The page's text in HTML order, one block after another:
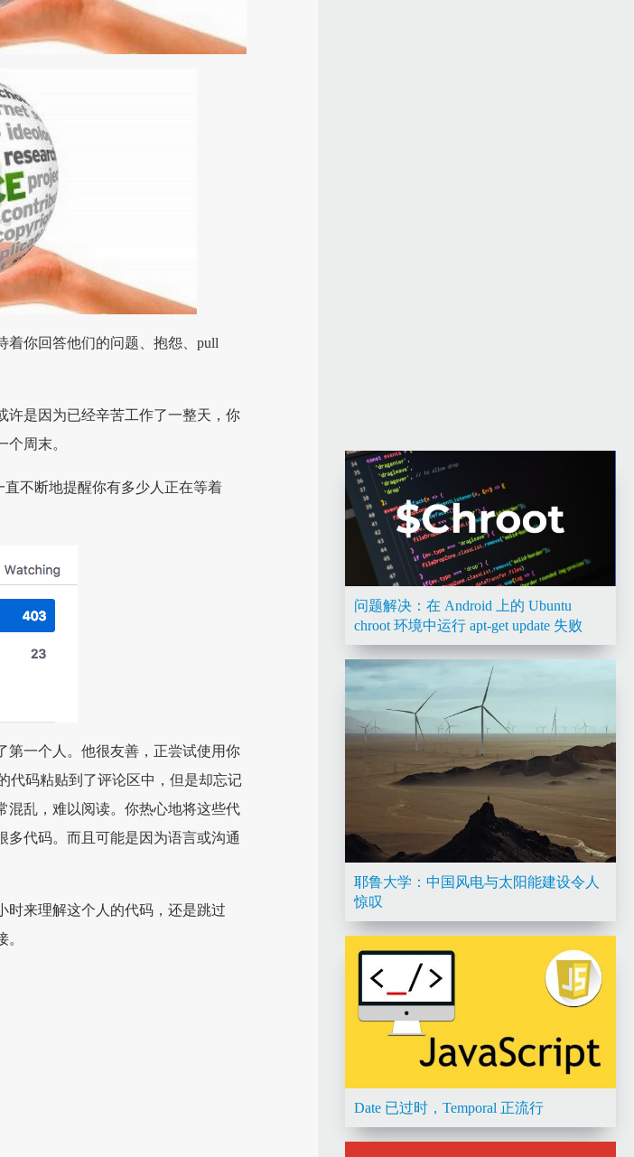
着你回答他们的问题、抱怨、pull
许是因为已经辛苦工作了一整天，你
周末。
直不断地提醒你有多少人正在等着
第一个人。他很友善，正尝试使用你
代码粘贴到了评论区中，但是却忘记
混乱，难以阅读。你热心地将这些代
多代码。而且可能是因为语言或沟通
时来理解这个人的代码，还是跳过
问题解决：在 Android 上的 Ubuntu
chroot 环境中运行 apt-get update 失败
耶鲁大学：中国风电与太阳能建设令人
惊叹
Date 已过时，Temporal 正流行